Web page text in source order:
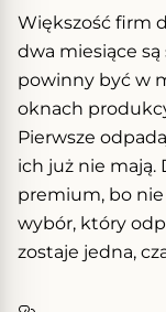
Większość firm
dwa miesiące są
powinny być w
oknach
Pierwsze
ich już nie mają.
premium, bo nie
wybór, który
zostaje jedna,